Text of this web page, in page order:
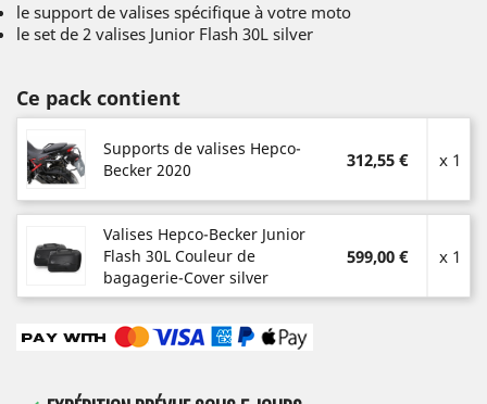
le support de valises spécifique à votre moto
le set de 2 valises Junior Flash 30L silver
Ce pack contient
Supports de valises Hepco-
Becker 2020
312,55 € x 1
Valises Hepco-Becker Junior
Flash 30L Couleur de
bagagerie-Cover silver
599,00 € x 1